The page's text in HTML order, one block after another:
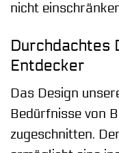
nicht
Durchdachtes
Entdecker
Das Design
Bedürfnisse von
zugeschnitten.